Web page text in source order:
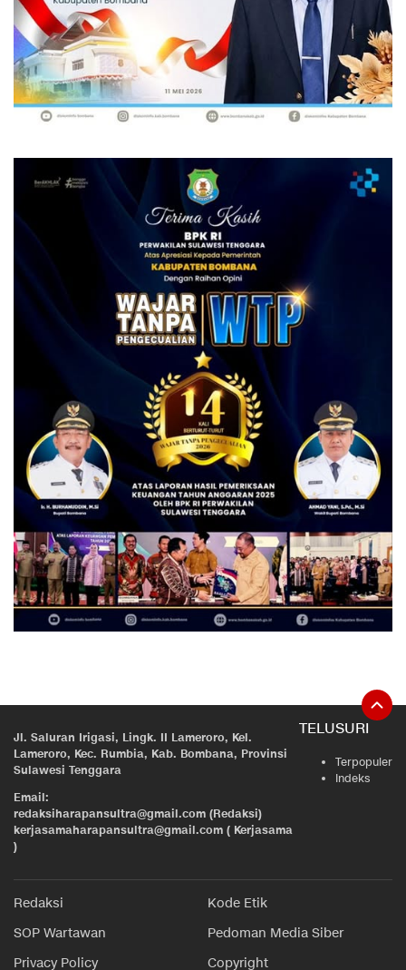
Jl. Saluran Irigasi, Lingk. II Lameroro, Kel.
Lameroro, Kec. Rumbia, Kab. Bombana, Provinsi
Sulawesi Tenggara
Email:
redaksiharapansultra@gmail.com (Redaksi)
kerjasamaharapansultra@gmail.com ( Kerjasama
)
TELUSURI
Terpopuler
Indeks
Redaksi
Kode Etik
SOP Wartawan
Pedoman Media Siber
Privacy Policy
Copyright